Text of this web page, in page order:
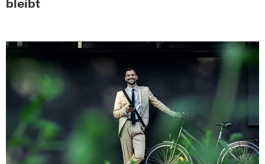
bleibt